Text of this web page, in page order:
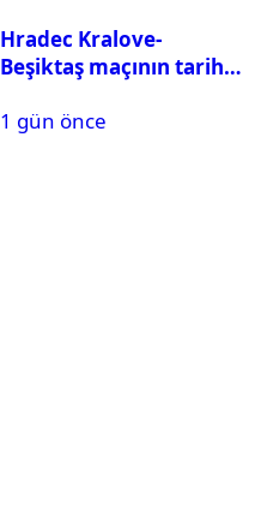
Hradec Kralove-
Beşiktaş maçının tarihi
1 gün önce